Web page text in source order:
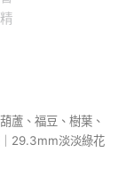
蘆、福豆、樹葉、
29.3mm淡淡綠花